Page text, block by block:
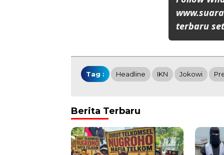
terbaru
Tag : Headline IKN Jokowi
Berita Terbaru